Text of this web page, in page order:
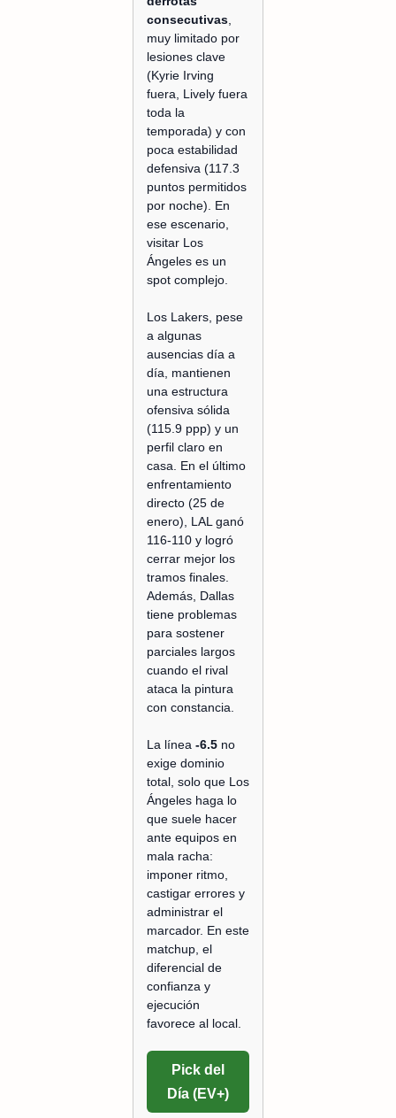
consecutivas
muy limitado por
lesiones clave
(Kyrie Irving
fuera, Lively fuera
toda la
temporada) y con
poca estabilidad
defensiva (117.3
puntos permitidos
por noche). En
ese escenario,
visitar Los
Ángeles es un
spot complejo.
Los Lakers, pese
a algunas
ausencias día a
día, mantienen
una estructura
ofensiva sólida
(115.9 ppp) y un
perfil claro en
casa. En el último
enfrentamiento
directo (25 de
enero), LAL ganó
116-110 y logró
cerrar mejor los
tramos finales.
Además, Dallas
tiene problemas
para sostener
parciales largos
cuando el rival
ataca la pintura
con constancia.
La línea -6.5 no
exige dominio
total, solo que Los
Ángeles haga lo
que suele hacer
ante equipos en
mala racha:
imponer ritmo,
castigar errores y
administrar el
marcador. En este
matchup, el
diferencial de
confianza y
ejecución
favorece al local.
Pick del
Día (EV+)